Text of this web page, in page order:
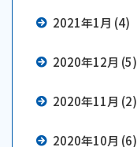
2021年1月 (4)
2020年12月 (5)
2020年11月 (2)
2020年10月 (6)